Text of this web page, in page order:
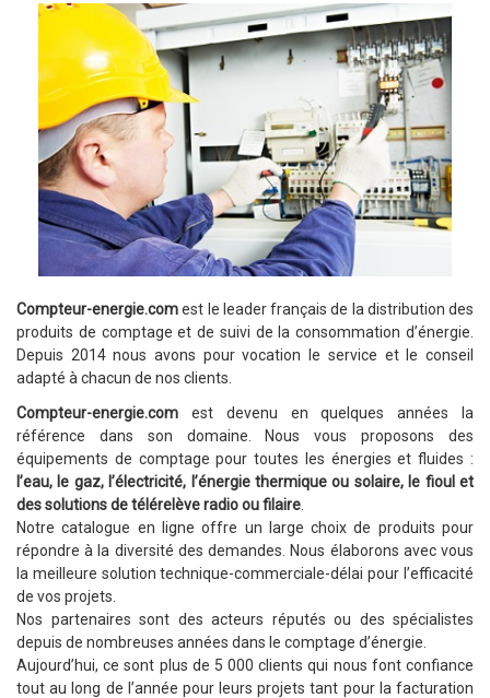
Compteur-energie.comest le leader français de la distribution des
produits de comptage et de suivi de la consommation d’énergie.
Depuis 2014 nous avons pour vocation le service et le conseil
adapté à chacun de nos clients.
Compteur-energie.com est devenu en quelques années la
référence dans son domaine. Nous vous proposons des
équipements de comptage pour toutes les énergies et fluides :
l’eau, le gaz, l’électricité, l’énergie thermique ou solaire, le fioul et
des solutions de télérelève radio ou filaire
Notre catalogue en ligne offre un large choix de produits pour
répondre à la diversité des demandes. Nous élaborons avec vous
la meilleure solution technique-commerciale-délai pour l’efficacité
de vos projets.
Nos partenaires sont des acteurs réputés ou des spécialistes
depuis de nombreuses années dans le comptage d’énergie.
Aujourd’hui, ce sont plus de 5 000 clients qui nous font confiance
tout au long de l’année pour leurs projets tant pour la facturation